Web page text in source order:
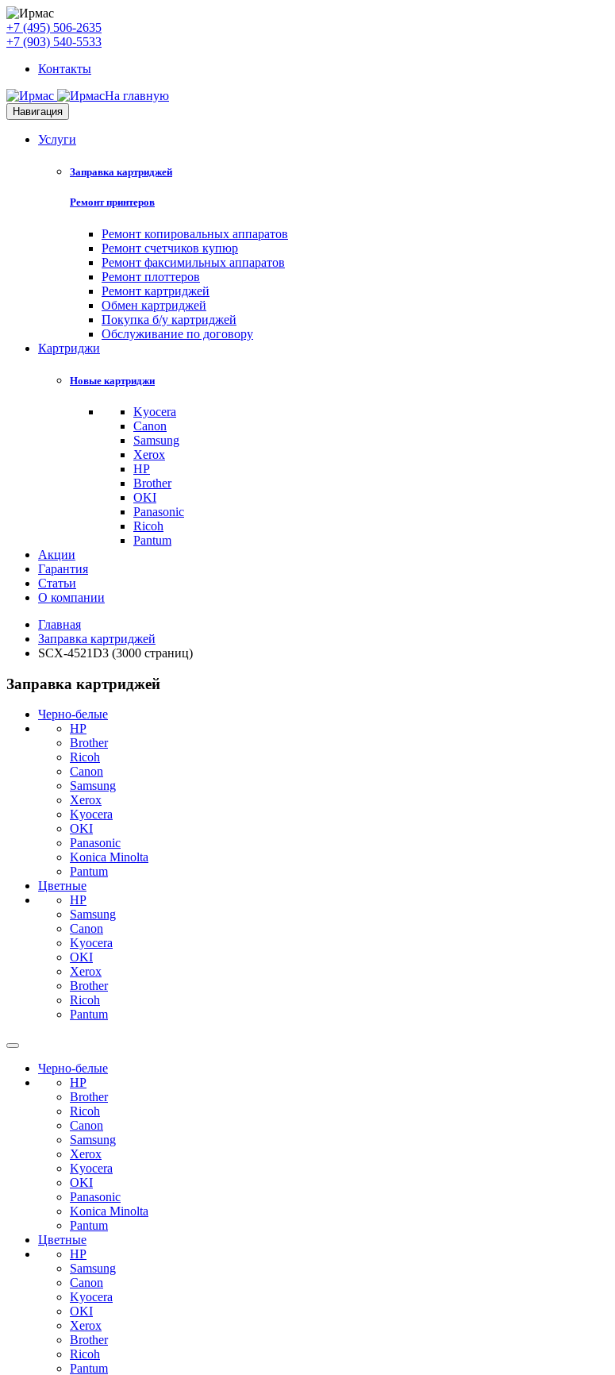
+7 (495) 506-2635
+7 (903) 540-5533
Контакты
На главную
Навигация
Услуги
Заправка картриджей
Ремонт принтеров
Ремонт копировальных аппаратов
Ремонт счетчиков купюр
Ремонт факсимильных аппаратов
Ремонт плоттеров
Ремонт картриджей
Обмен картриджей
Покупка б/у картриджей
Обслуживание по договору
Картриджи
Новые картриджи
Kyocera
Canon
Samsung
Xerox
HP
Brother
OKI
Panasonic
Ricoh
Pantum
Акции
Гарантия
Статьи
О компании
Главная
Заправка картриджей
SCX-4521D3 (3000 страниц)
Заправка картриджей
Черно-белые
HP
Brother
Ricoh
Canon
Samsung
Xerox
Kyocera
OKI
Panasonic
Konica Minolta
Pantum
Цветные
HP
Samsung
Canon
Kyocera
OKI
Xerox
Brother
Ricoh
Pantum
Черно-белые
HP
Brother
Ricoh
Canon
Samsung
Xerox
Kyocera
OKI
Panasonic
Konica Minolta
Pantum
Цветные
HP
Samsung
Canon
Kyocera
OKI
Xerox
Brother
Ricoh
Pantum